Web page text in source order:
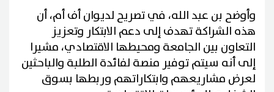
وأوضح بن عبد الله، في تصريح لديوان أف أم، أن
هذه الشراكة تهدف إلى دعم الابتكار وتعزيز
التعاون بين الجامعة ومحيطها الاقتصادي، مشيرا
إلى أنه سيتم توفير منصة لفائدة الطلبة والباحثين
لعرض مشاريعهم وابتكاراتهم وربطها بسوق